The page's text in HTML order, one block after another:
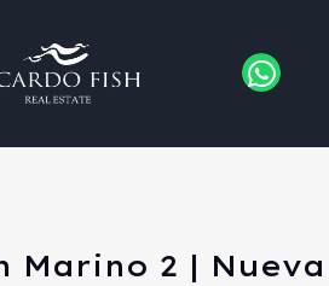
Marino 2 | Nueva